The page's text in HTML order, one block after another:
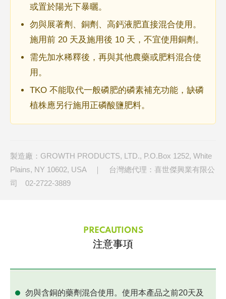
或置於陽光下暴曬。
勿與展著劑、銅劑、高鈣液肥直接混合使用。
施用前 20 天及施用後 10 天，不宜使用銅劑。
需先加水稀釋後，再與其他農藥或肥料混合使
用。
TKO 不能取代一般磷肥的磷素補充功能，缺磷
植株應另行施用正磷酸鹽肥料。
製造廠：GROWTH PRODUCTS, LTD., P.O.Box 1252, White
Plains, NY 10602, USA ｜ 台灣總代理：喜世傑興業有限公
司 02-2722-3889
PRECAUTIONS
注意事項
勿與含銅的藥劑混合使用。使用本產品之前20天及